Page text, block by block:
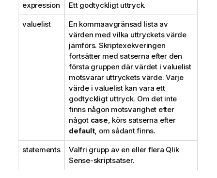
f
expression Ett godtyckligt uttryck.
valuelist
En kommaavgränsad lista av
värden med vilka uttryckets värde
jämförs. Skriptexekveringen
fortsätter med satserna efter den
första gruppen där värdet i valuelist
motsvarar uttryckets värde. Varje
värde i valuelist kan vara ett
godtyckligt uttryck. Om det inte
finns någon motsvarighet efter
något case, körs satserna efter
default, om sådant finns.
statements Valfri grupp av en eller flera Qlik
Sense-skriptsatser.